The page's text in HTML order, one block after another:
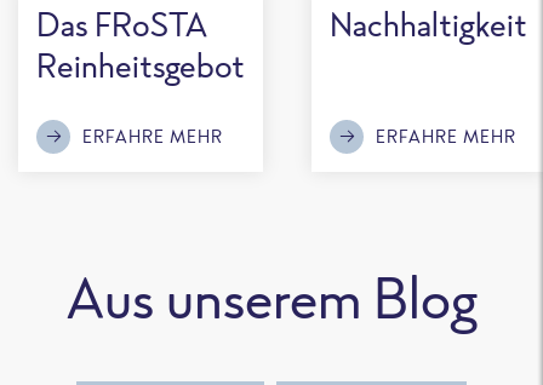
Das FRoSTA
Reinheitsgebot
ERFAHRE MEHR
Nachhaltigkeit
ERFAHRE MEHR
Aus unserem Blog